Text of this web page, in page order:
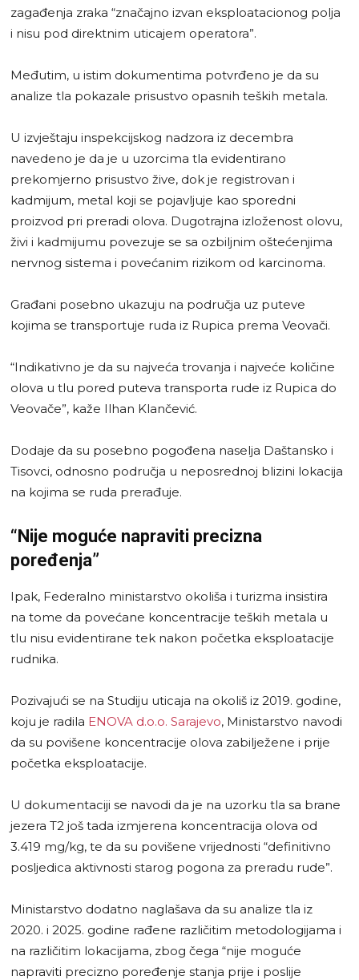
zagađenja zraka “značajno izvan eksploatacionog polja
i nisu pod direktnim uticajem operatora”.
Međutim, u istim dokumentima potvrđeno je da su
analize tla pokazale prisustvo opasnih teških metala.
U izvještaju inspekcijskog nadzora iz decembra
navedeno je da je u uzorcima tla evidentirano
prekomjerno prisustvo žive, dok je registrovan i
kadmijum, metal koji se pojavljuje kao sporedni
proizvod pri preradi olova. Dugotrajna izloženost olovu,
živi i kadmijumu povezuje se sa ozbiljnim oštećenjima
nervnog sistema i povećanim rizikom od karcinoma.
Građani posebno ukazuju na područja uz puteve
kojima se transportuje ruda iz Rupica prema Veovači.
“Indikativno je da su najveća trovanja i najveće količine
olova u tlu pored puteva transporta rude iz Rupica do
Veovače”, kaže Ilhan Klančević.
Dodaje da su posebno pogođena naselja Daštansko i
Tisovci, odnosno područja u neposrednoj blizini lokacija
na kojima se ruda prerađuje.
“Nije moguće napraviti precizna
poređenja”
Ipak, Federalno ministarstvo okoliša i turizma insistira
na tome da povećane koncentracije teških metala u
tlu nisu evidentirane tek nakon početka eksploatacije
rudnika.
Pozivajući se na Studiju uticaja na okoliš iz 2019. godine,
koju je radila ENOVA d.o.o. Sarajevo, Ministarstvo navodi
da su povišene koncentracije olova zabilježene i prije
početka eksploatacije.
U dokumentaciji se navodi da je na uzorku tla sa brane
jezera T2 još tada izmjerena koncentracija olova od
3.419 mg/kg, te da su povišene vrijednosti “definitivno
posljedica aktivnosti starog pogona za preradu rude”.
Ministarstvo dodatno naglašava da su analize tla iz
2020. i 2025. godine rađene različitim metodologijama i
na različitim lokacijama, zbog čega “nije moguće
napraviti precizno poređenje stanja prije i poslije